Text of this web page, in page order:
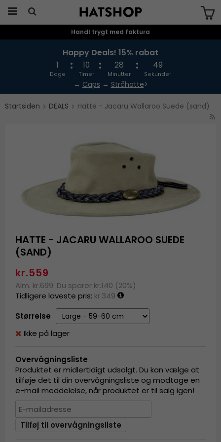
Produktet er blevet tilføjet til din
Handl trygt med faktura
Happy Deals! 15% rabat
1
Dage
10
Timer
28
Minutter
49
Sekunder
→ Caps → Stråhatte>
Startsiden DEALS Hatte - Jacaru Wallaroo Suede (sand)
HATTE - JACARU WALLAROO SUEDE
(SAND)
kr.559
Alm. kr.699. Du sparer kr.140 (20%)
Tidligere laveste pris: kr.349
Størrelse
Ikke på lager
Overvågningsliste
Produktet er midlertidigt udsolgt. Du kan vælge at
tilføje det til din overvågningsliste og modtage en
e-mail meddelelse, når produktet er til salg igen!
Tilføj til overvågningsliste